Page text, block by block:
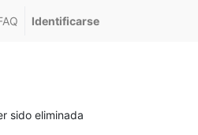
Identificarse
sido eliminada